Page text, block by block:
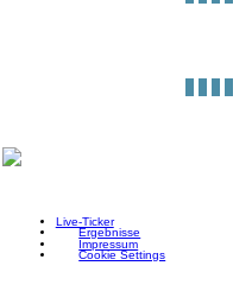
Live-Ticker
Ergebnisse
Impressum
Cookie Settings